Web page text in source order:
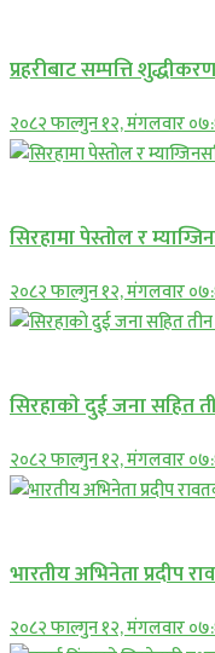
प्रहरीबाट सम्पत्ति
२०८२ फाल्गुन १२, मंगलवार
सिरहामा पेस्तोल र
२०८२ फाल्गुन १२, मंगलवार
सिरहाकाे दुई जना सहित
२०८२ फाल्गुन १२, मंगलवार
भारतीय अभिनेता प्रदीप
२०८२ फाल्गुन १२, मंगलवार